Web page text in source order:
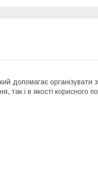
організувати
так і в якості корисного